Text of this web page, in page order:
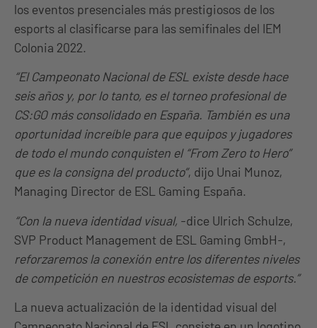
los eventos presenciales más prestigiosos de los
esports al clasificarse para las semifinales del IEM
Colonia 2022.
“El Campeonato Nacional de ESL existe desde hace
seis años y, por lo tanto, es el torneo profesional de
CS:GO más consolidado en España. También es una
oportunidad increíble para que equipos y jugadores
de todo el mundo conquisten el “From Zero to Hero”
que es la consigna del producto”, dijo Unai Munoz,
Managing Director de ESL Gaming España.
“Con la nueva identidad visual, -dice Ulrich Schulze,
SVP Product Management de ESL Gaming GmbH-,
reforzaremos la conexión entre los diferentes niveles
de competición en nuestros ecosistemas de esports.”
La nueva actualización de la identidad visual del